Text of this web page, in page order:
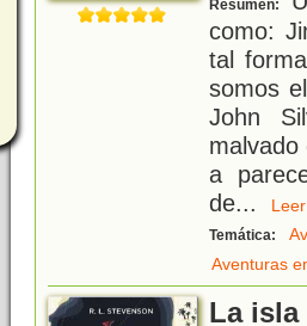
Resumen:
como:
tal
somos
John
a
de...
Temática:
Aventuras
La